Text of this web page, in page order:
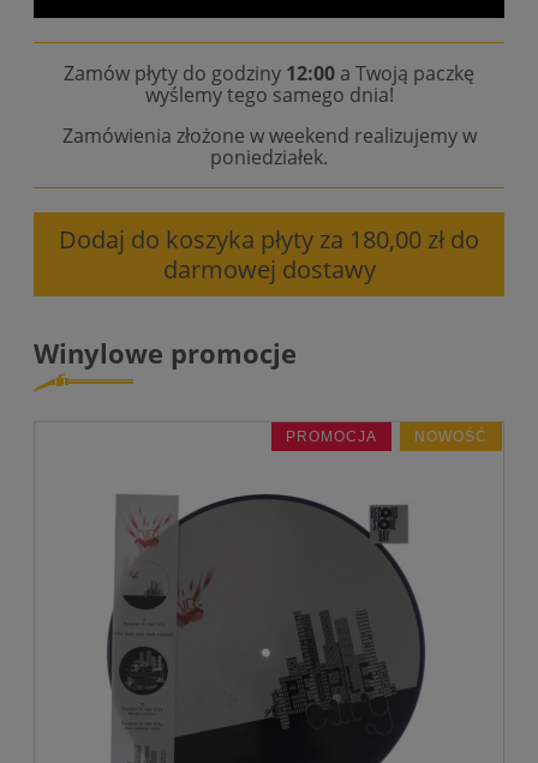
Zamów płyty do godziny 12:00 a Twoją paczkę
wyślemy tego samego dnia!
Zamówienia złożone w weekend realizujemy w
poniedziałek.
Dodaj do koszyka płyty za 180,00 zł do
darmowej dostawy
Winylowe promocje
PROMOCJA NOWOŚĆ